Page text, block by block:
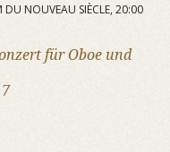
DU NOUVEAU SIÈCLE, 20:00
für Oboe und